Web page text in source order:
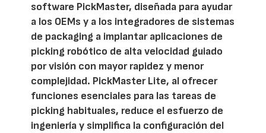
software PickMaster, diseñada para ayudar
a los OEMs y a los integradores de sistemas
de packaging a implantar aplicaciones de
picking robótico de alta velocidad guiado
por visión con mayor rapidez y menor
complejidad. PickMaster Lite, al ofrecer
funciones esenciales para las tareas de
picking habituales, reduce el esfuerzo de
ingeniería y simplifica la configuración del